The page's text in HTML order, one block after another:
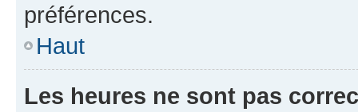
préférences.
Haut
Les heures ne sont pas